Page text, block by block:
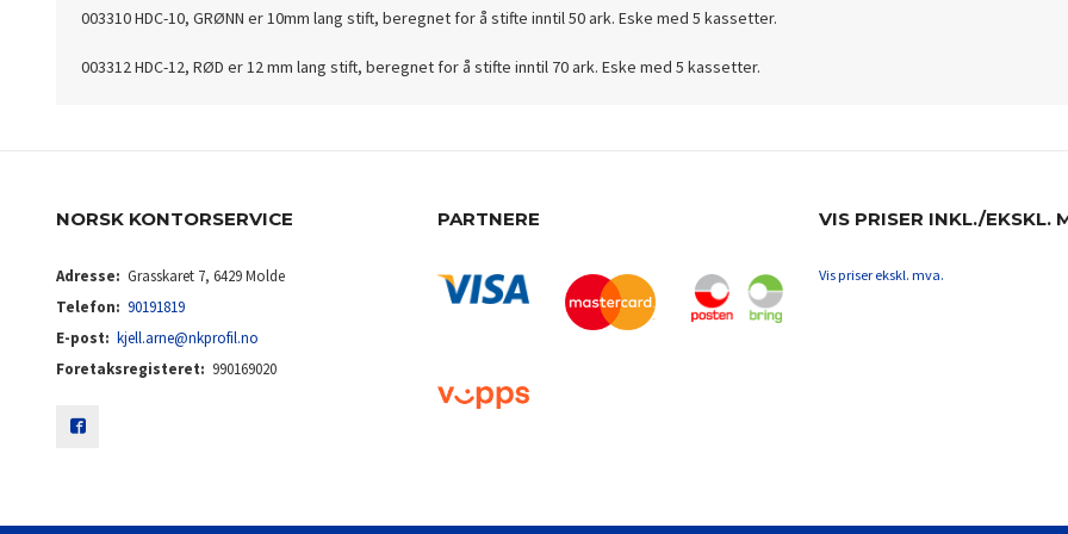
003310 HDC-10, GRØNN er 10mm lang stift, beregnet for å stifte inntil 50 ark. Eske med 5 kassetter.
003312 HDC-12, RØD er 12 mm lang stift, beregnet for å stifte inntil 70 ark. Eske med 5 kassetter.
NORSK KONTORSERVICE
Adresse: Grasskaret 7, 6429 Molde
Telefon: 90191819
E-post: kjell.arne@nkprofil.no
Foretaksregisteret: 990169020
PARTNERE VIS PRISER INKL./EKSKL.
Vis priser ekskl. mva.